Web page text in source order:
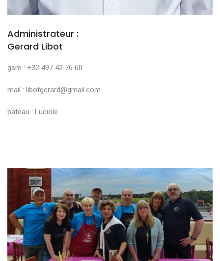
Administrateur :
Gerard Libot
gsm : +32 497 42 76 60
mail : libotgerard@gmail.com
bateau : Luciole